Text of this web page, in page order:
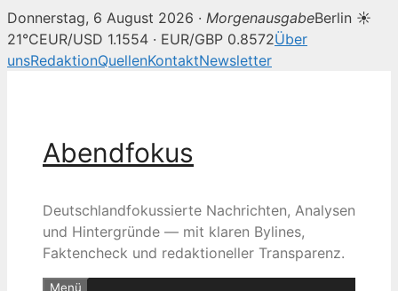
Donnerstag, 6 August 2026 · MorgenausgabeBerlin ☀
21°CEUR/USD 1.1554 · EUR/GBP 0.8572Über
unsRedaktionQuellenKontaktNewsletter
Abendfokus
Deutschlandfokussierte Nachrichten, Analysen
und Hintergründe — mit klaren Bylines,
Faktencheck und redaktioneller Transparenz.
Menü